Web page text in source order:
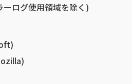
ログ使用領域を除く)